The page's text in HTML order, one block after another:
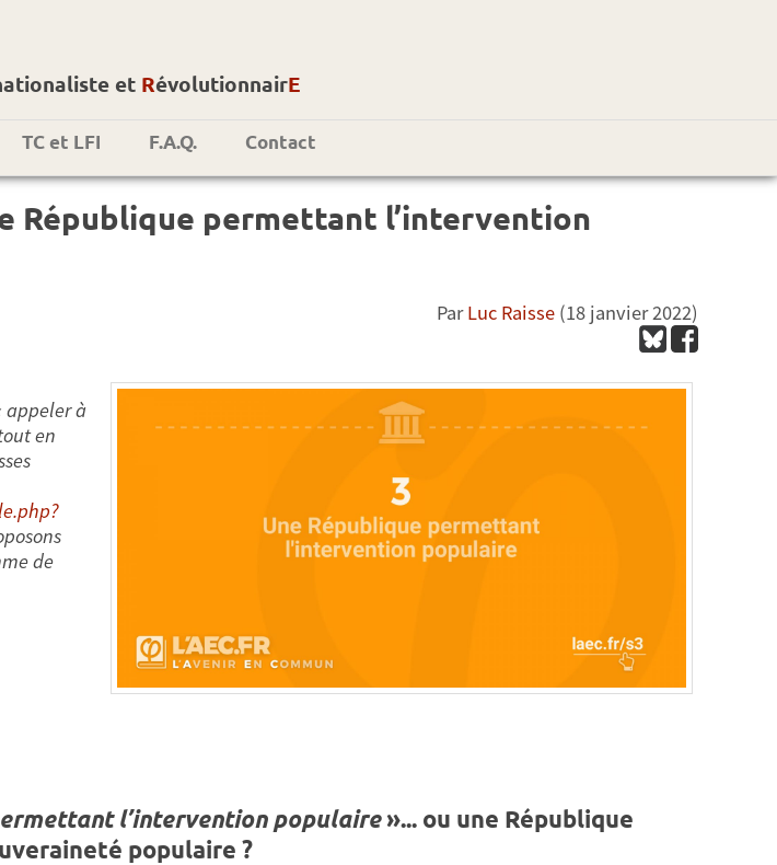
et RévolutionnairE
TC et LFI F.A.Q. Contact
République permettant l’intervention
ParLuc Raisse (18 janvier 2022)
appeler à
en
de
l’intervention populaire»... ou une République
populaire ?